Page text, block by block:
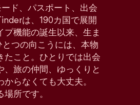
ド、パスポート、出会
は、190カ国で展開
機能の誕生以来、生ま
つの向こうには、本物
こと。ひとりでは出会
、旅の仲間、ゆっくりと
らなくても大丈夫。
所です。